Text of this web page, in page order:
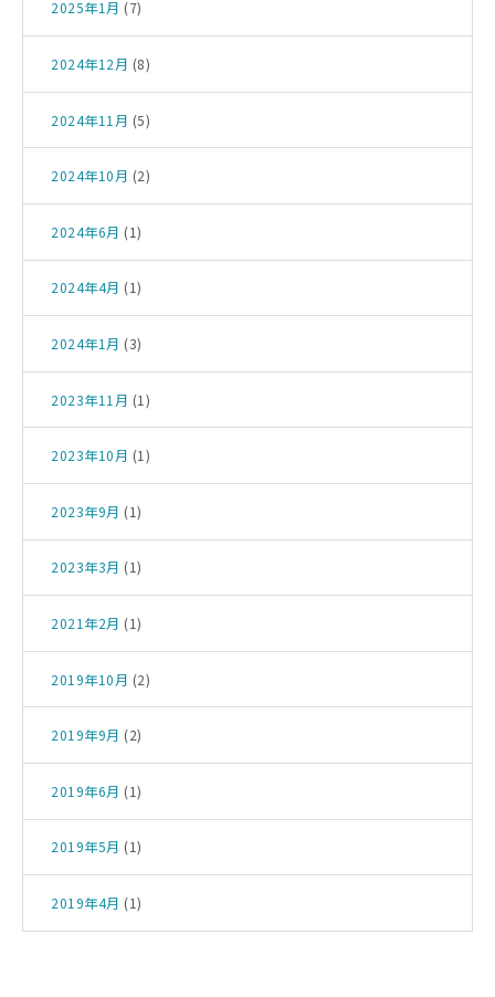
2025年1月 (7)
2024年12月 (8)
2024年11月 (5)
2024年10月 (2)
2024年6月 (1)
2024年4月 (1)
2024年1月 (3)
2023年11月 (1)
2023年10月 (1)
2023年9月 (1)
2023年3月 (1)
2021年2月 (1)
2019年10月 (2)
2019年9月 (2)
2019年6月 (1)
2019年5月 (1)
2019年4月 (1)